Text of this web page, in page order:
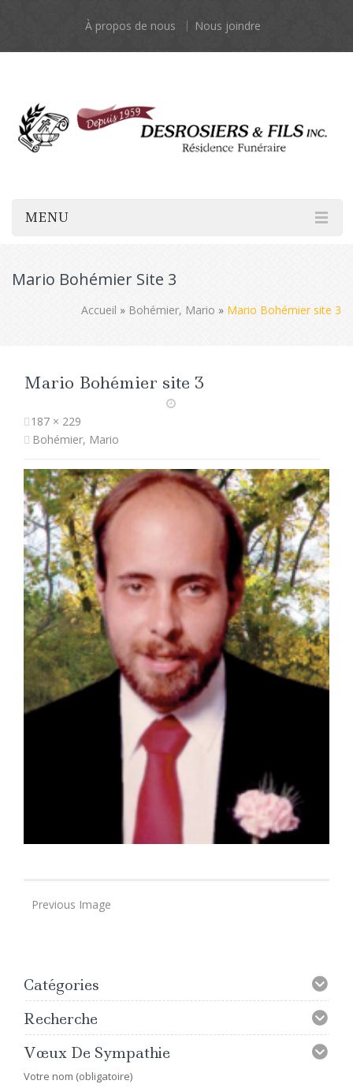
À propos de nous Nous joindre
MENU
Mario Bohémier Site 3
Accueil » Bohémier, Mario » Mario Bohémier site 3
Mario Bohémier site 3
187 × 229
Bohémier, Mario
Previous Image
Catégories
Recherche
Vœux De Sympathie
Votre nom (obligatoire)